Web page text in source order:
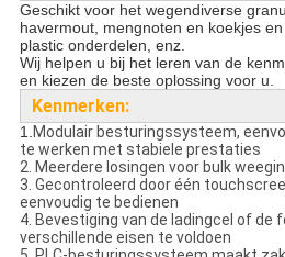
Geschikt voor het wegendiverse
havermout, mengnoten en koekjes
plastic onderdelen, enz.
Wij helpen u bij het leren van de
en kiezen de beste oplossing voor u.
Kenmerken:
1.Modulair besturingssysteem,
te werken met stabiele prestaties
2. Meerdere losingen voor bulk
3. Gecontroleerd door één
eenvoudig te bedienen
4. Bevestiging van de ladingcel of de
verschillende eisen te voldoen